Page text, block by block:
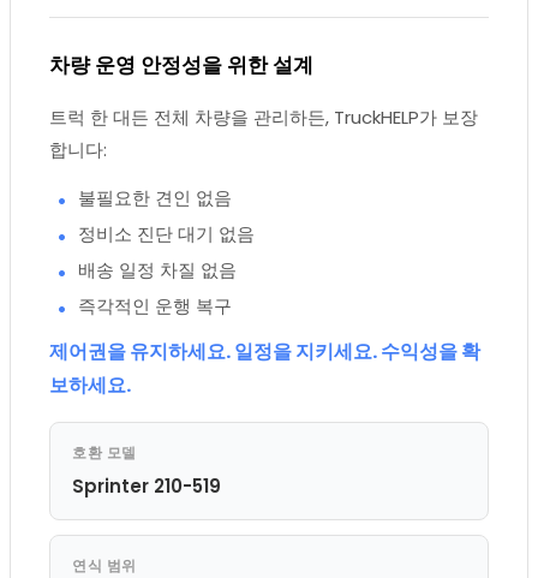
차량 운영 안정성을 위한 설계
트럭 한 대든 전체 차량을 관리하든, TruckHELP가 보장
합니다:
불필요한 견인 없음
정비소 진단 대기 없음
배송 일정 차질 없음
즉각적인 운행 복구
제어권을 유지하세요. 일정을 지키세요. 수익성을 확
보하세요.
호환 모델
Sprinter 210-519
연식 범위